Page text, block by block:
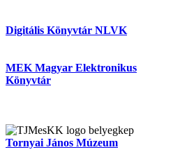
Digitális Könyvtár NLVK
MEK Magyar Elektronikus
Könyvtár
Tornyai János Múzeum